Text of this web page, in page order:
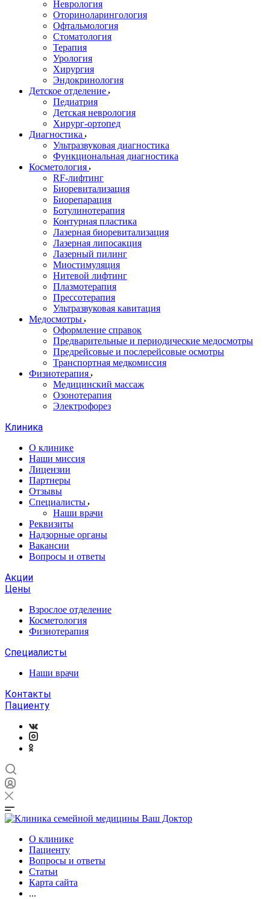
Неврология
Оториноларингология
Офтальмология
Стоматология
Терапия
Урология
Хирургия
Эндокринология
Детское отделение
Педиатрия
Детская неврология
Хирург-ортопед
Диагностика
Ультразвуковая диагностика
Функциональная диагностика
Косметология
RF-лифтинг
Биоревитализация
Биорепарация
Ботулинотерапия
Контурная пластика
Лазерная биоревитализация
Лазерная липосакция
Лазерный пилинг
Миостимуляция
Нитевой лифтинг
Плазмотерапия
Прессотерапия
Ультразвуковая кавитация
Медосмотры
Оформление справок
Предварительные и периодические медосмотры
Предрейсовые и послерейсовые осмотры
Транспортная медкомиссия
Физиотерапия
Медицинский массаж
Озонотерапия
Электрофорез
Клиника
О клинике
Наши миссия
Лицензии
Партнеры
Отзывы
Специалисты
Наши врачи
Реквизиты
Надзорные органы
Вакансии
Вопросы и ответы
Акции
Цены
Взрослое отделение
Косметология
Физиотерапия
Специалисты
Наши врачи
Контакты
Пациенту
О клинике
Пациенту
Вопросы и ответы
Статьи
Карта сайта
...